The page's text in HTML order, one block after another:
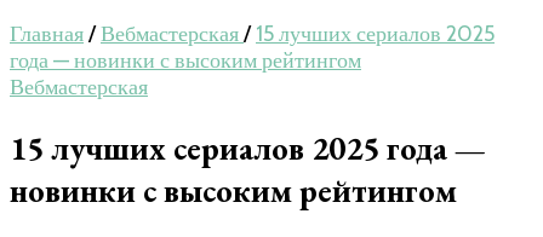
Главная/Вебмастерская/ 15 лучших сериалов 2025
года — новинки с высоким рейтингом
Вебмастерская
15 лучших сериалов 2025 года —
новинки с высоким рейтингом